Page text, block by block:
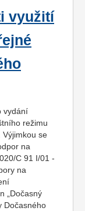
využití
vydání
režimu
Výjimkou se
na
C 91 I/01 -
na
„Dočasný
Dočasného